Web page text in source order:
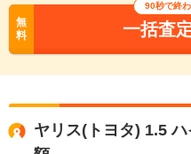
無
料
90秒で終
一括査
ヤリス(トヨタ) 1.5